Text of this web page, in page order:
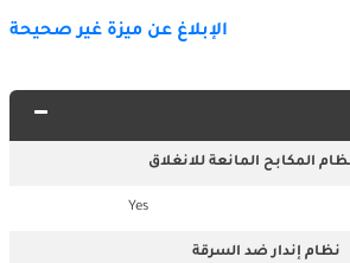
الإبلاغ عن ميزة غير صحيحة
Yes
نظام إندار ضد السرقة